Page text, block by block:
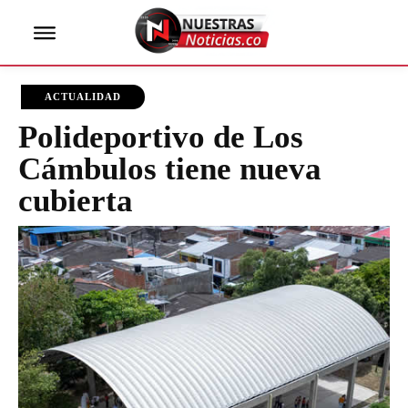
ACTUALIDAD
Polideportivo de Los
Cámbulos tiene nueva
cubierta